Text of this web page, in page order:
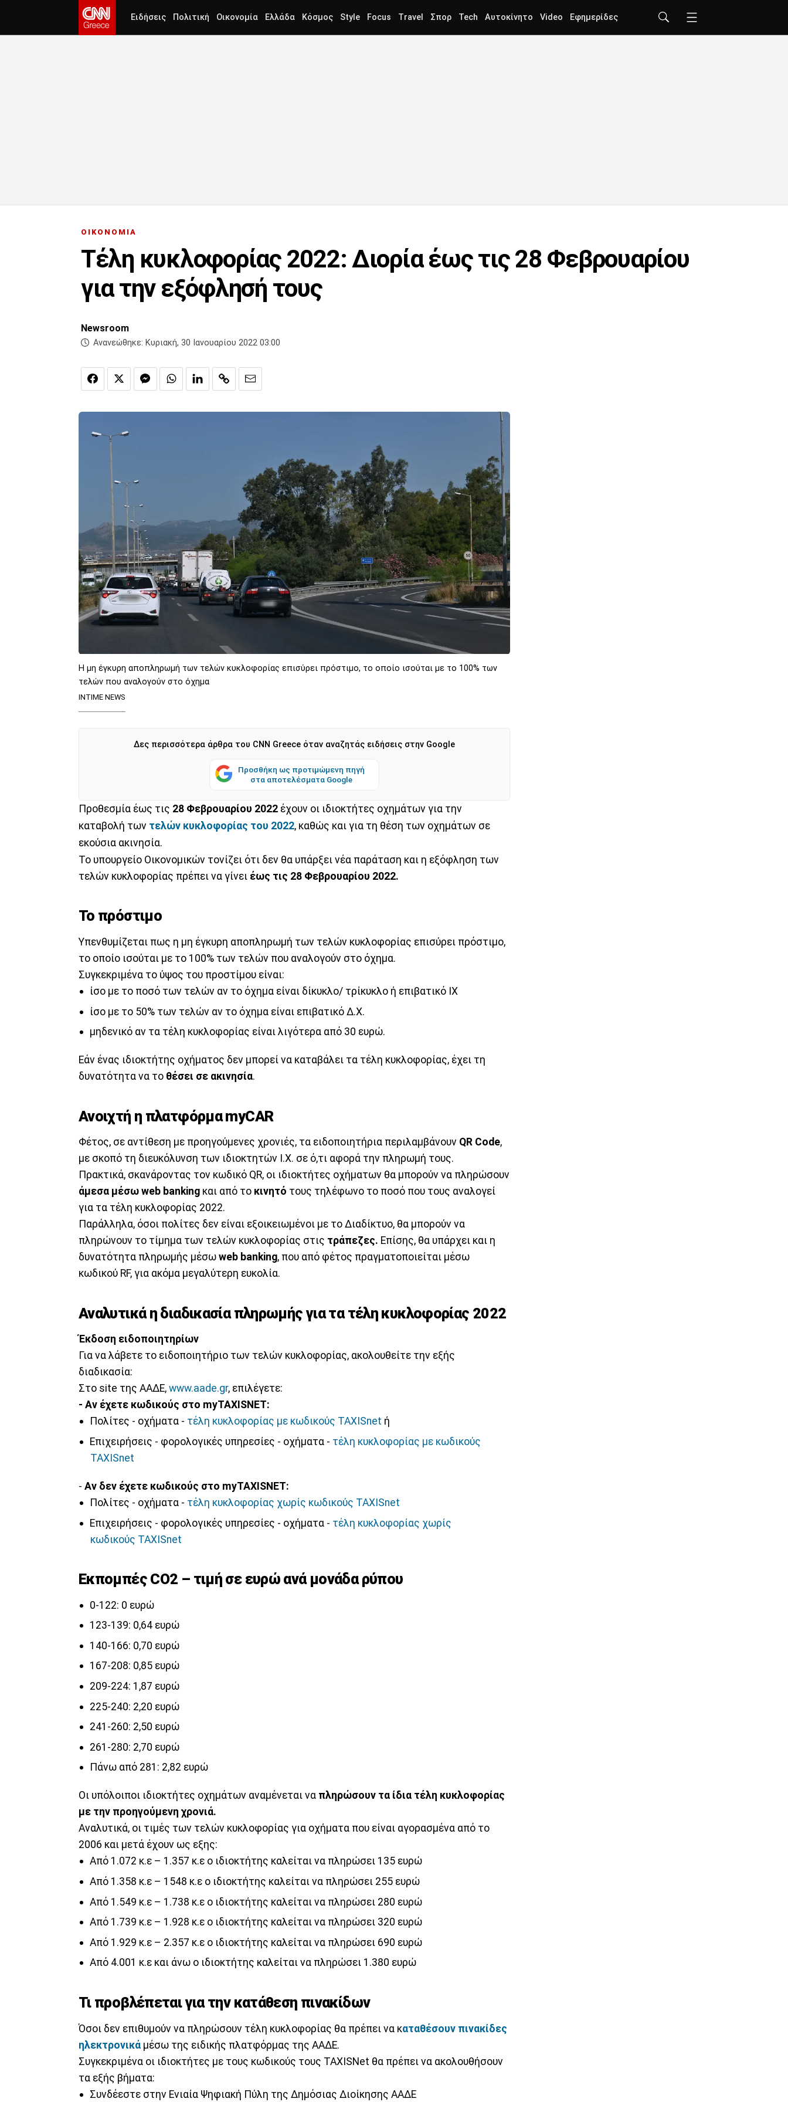
Ειδήσεις Πολιτική Οικονομία Ελλάδα Κόσμος Style Focus Travel Σπορ Tech Αυτοκίνητο Video Εφημερίδες
ΟΙΚΟΝΟΜΙΑ
Τέλη κυκλοφορίας 2022: Διορία έως τις 28 Φεβρουαρίου
για την εξόφλησή τους
Newsroom
Ανανεώθηκε: Κυριακή, 30 Ιανουαρίου 2022 03:00
Η μη έγκυρη αποπληρωμή των τελών κυκλοφορίας επισύρει πρόστιμο, το οποίο ισούται με το 100% των
τελών που αναλογούν στο όχημα
INTIME NEWS
Δες περισσότερα άρθρα του CNN Greece όταν αναζητάς ειδήσεις στην Google
Προσθήκη ως προτιμώμενη πηγή
στα αποτελέσματα Google
Προθεσμία έως τις 28 Φεβρουαρίου 2022 έχουν οι ιδιοκτήτες οχημάτων για την
καταβολή των τελών κυκλοφορίας του 2022, καθώς και για τη θέση των οχημάτων σε
εκούσια ακινησία.
Το υπουργείο Οικονομικών τονίζει ότι δεν θα υπάρξει νέα παράταση και η εξόφληση των
τελών κυκλοφορίας πρέπει να γίνει έως τις 28 Φεβρουαρίου 2022.
Το πρόστιμο
Υπενθυμίζεται πως η μη έγκυρη αποπληρωμή των τελών κυκλοφορίας επισύρει πρόστιμο,
το οποίο ισούται με το 100% των τελών που αναλογούν στο όχημα.
Συγκεκριμένα το ύψος του προστίμου είναι:
ίσο με το ποσό των τελών αν το όχημα είναι δίκυκλο/ τρίκυκλο ή επιβατικό ΙΧ
ίσο με το 50% των τελών αν το όχημα είναι επιβατικό Δ.Χ.
μηδενικό αν τα τέλη κυκλοφορίας είναι λιγότερα από 30 ευρώ.
Εάν ένας ιδιοκτήτης οχήματος δεν μπορεί να καταβάλει τα τέλη κυκλοφορίας, έχει τη
δυνατότητα να το θέσει σε ακινησία.
Ανοιχτή η πλατφόρμα myCAR
Φέτος, σε αντίθεση με προηγούμενες χρονιές, τα ειδοποιητήρια περιλαμβάνουν QR Code,
με σκοπό τη διευκόλυνση των ιδιοκτητών Ι.Χ. σε ό,τι αφορά την πληρωμή τους.
Πρακτικά, σκανάροντας τον κωδικό QR, οι ιδιοκτήτες οχήματων θα μπορούν να πληρώσουν
άμεσα μέσω web banking και από το κινητό τους τηλέφωνο το ποσό που τους αναλογεί
για τα τέλη κυκλοφορίας 2022.
Παράλληλα, όσοι πολίτες δεν είναι εξοικειωμένοι με το Διαδίκτυο, θα μπορούν να
πληρώνουν το τίμημα των τελών κυκλοφορίας στις τράπεζες. Επίσης, θα υπάρχει και η
δυνατότητα πληρωμής μέσω web banking, που από φέτος πραγματοποιείται μέσω
κωδικού RF, για ακόμα μεγαλύτερη ευκολία.
Αναλυτικά η διαδικασία πληρωμής για τα τέλη κυκλοφορίας 2022
Έκδοση ειδοποιητηρίων
Για να λάβετε το ειδοποιητήριο των τελών κυκλοφορίας, ακολουθείτε την εξής
διαδικασία:
Στο site της ΑΑΔΕ, www.aade.gr, επιλέγετε:
- Αν έχετε κωδικούς στο myTAXISNET:
Πολίτες - οχήματα - τέλη κυκλοφορίας με κωδικούς TAXISnet ή
Επιχειρήσεις - φορολογικές υπηρεσίες - οχήματα - τέλη κυκλοφορίας με κωδικούς
TAXISnet
- Αν δεν έχετε κωδικούς στο myTAXISNET:
Πολίτες - οχήματα - τέλη κυκλοφορίας χωρίς κωδικούς TAXISnet
Επιχειρήσεις - φορολογικές υπηρεσίες - οχήματα - τέλη κυκλοφορίας χωρίς
κωδικούς TAXISnet
Εκπομπές CO2 – τιμή σε ευρώ ανά μονάδα ρύπου
0-122: 0 ευρώ
123-139: 0,64 ευρώ
140-166: 0,70 ευρώ
167-208: 0,85 ευρώ
209-224: 1,87 ευρώ
225-240: 2,20 ευρώ
241-260: 2,50 ευρώ
261-280: 2,70 ευρώ
Πάνω από 281: 2,82 ευρώ
Οι υπόλοιποι ιδιοκτήτες οχημάτων αναμένεται να πληρώσουν τα ίδια τέλη κυκλοφορίας
με την προηγούμενη χρονιά.
Αναλυτικά, οι τιμές των τελών κυκλοφορίας για οχήματα που είναι αγορασμένα από το
2006 και μετά έχουν ως εξης:
Από 1.072 κ.ε – 1.357 κ.ε ο ιδιοκτήτης καλείται να πληρώσει 135 ευρώ
Από 1.358 κ.ε – 1548 κ.ε ο ιδιοκτήτης καλείται να πληρώσει 255 ευρώ
Από 1.549 κ.ε – 1.738 κ.ε ο ιδιοκτήτης καλείται να πληρώσει 280 ευρώ
Από 1.739 κ.ε – 1.928 κ.ε ο ιδιοκτήτης καλείται να πληρώσει 320 ευρώ
Από 1.929 κ.ε – 2.357 κ.ε ο ιδιοκτήτης καλείται να πληρώσει 690 ευρώ
Από 4.001 κ.ε και άνω ο ιδιοκτήτης καλείται να πληρώσει 1.380 ευρώ
Τι προβλέπεται για την κατάθεση πινακίδων
Όσοι δεν επιθυμούν να πληρώσουν τέλη κυκλοφορίας θα πρέπει να καταθέσουν πινακίδες
ηλεκτρονικά μέσω της ειδικής πλατφόρμας της AAΔE.
Συγκεκριμένα οι ιδιοκτήτες με τους κωδικούς τους TAXISNet θα πρέπει να ακολουθήσουν
τα εξής βήματα:
Συνδέεστε στην Ενιαία Ψηφιακή Πύλη της Δημόσιας Διοίκησης ΑΑΔΕ